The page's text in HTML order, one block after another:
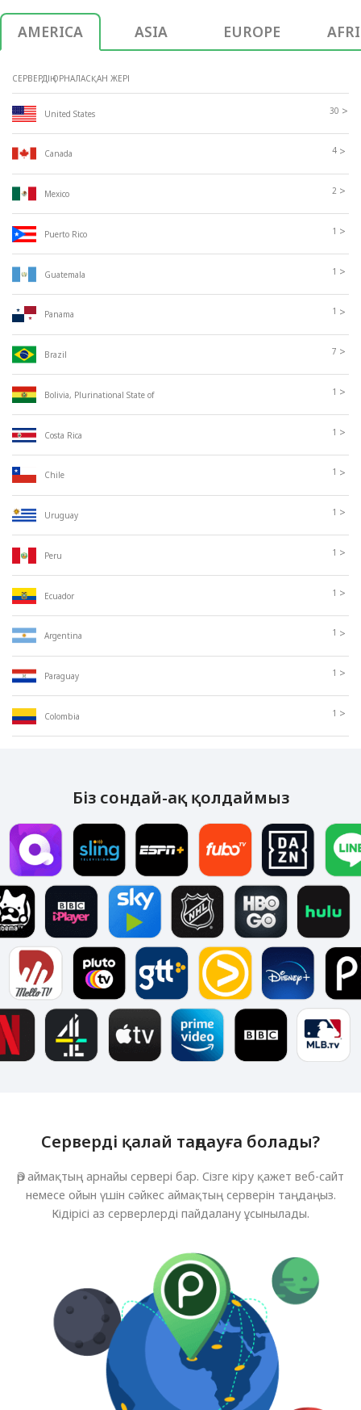
AMERICA ASIA EUROPE
СЕРВЕРДІҢ ОРНАЛАСҚАН ЖЕРІ
United States 30 >
Canada 4 >
Mexico 2 >
Puerto Rico 1 >
Guatemala 1 >
Panama 1 >
Brazil 7 >
Bolivia, Plurinational State of 1 >
Costa Rica 1 >
Chile 1 >
Uruguay 1 >
Peru 1 >
Ecuador 1 >
Argentina 1 >
Paraguay 1 >
Colombia 1 >
Біз сондай-ақ қолдаймыз
Серверді қалай таңдауға болады?
Әр аймақтың арнайы сервері бар. Сізге кіру қажет веб-сайт
немесе ойын үшін сәйкес аймақтың серверін таңдаңыз.
Кідірісі аз серверлерді пайдалану ұсынылады.